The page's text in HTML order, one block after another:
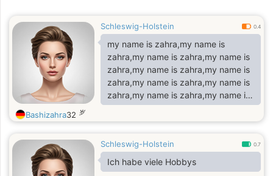
Schleswig-Holstein 0.4
my name is zahra,my name is
zahra,my name is zahra,my name is
zahra,my name is zahra,my name is
zahra,my name is zahra,my name is
zahra,my name is zahra,my name is
zahra,my name is zahra,my name is
zahra,my name is zahra,my name is
zahra,
Bashizahra32 岁
Schleswig-Holstein 0.7
Ich habe viele Hobbys